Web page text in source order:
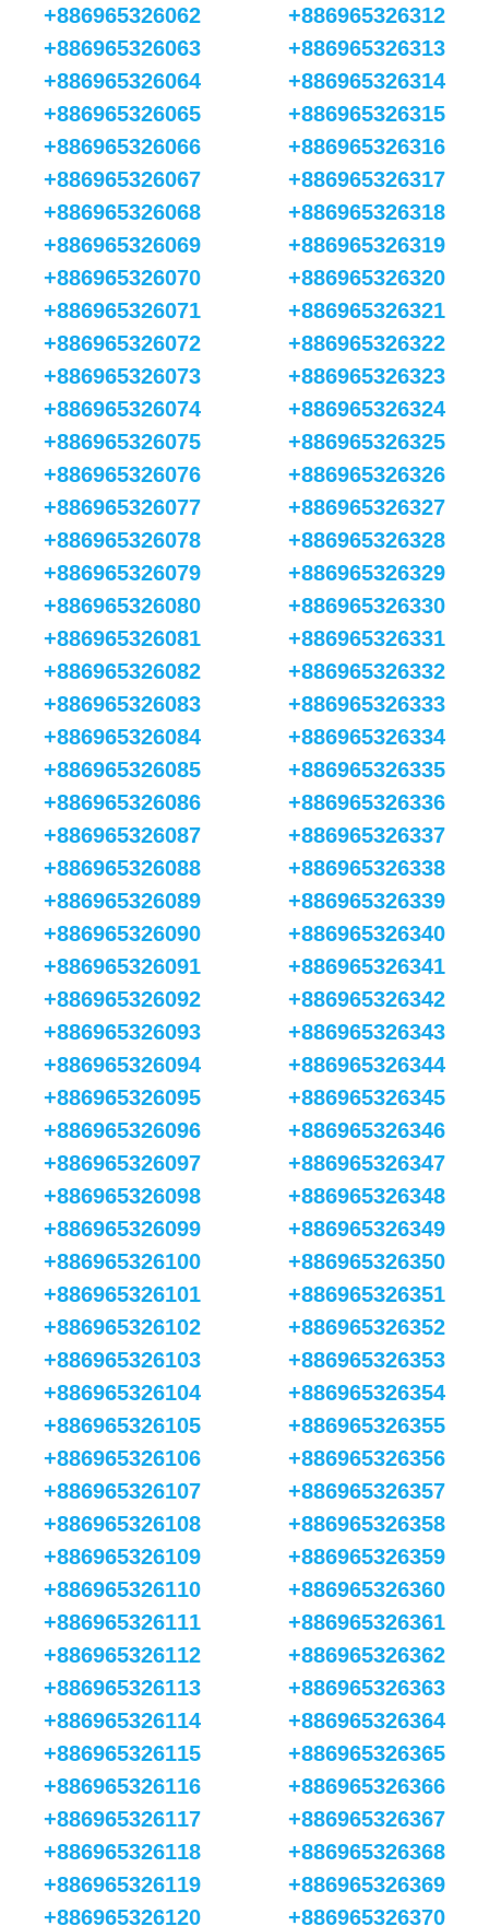
+886965326062
+886965326063
+886965326064
+886965326065
+886965326066
+886965326067
+886965326068
+886965326069
+886965326070
+886965326071
+886965326072
+886965326073
+886965326074
+886965326075
+886965326076
+886965326077
+886965326078
+886965326079
+886965326080
+886965326081
+886965326082
+886965326083
+886965326084
+886965326085
+886965326086
+886965326087
+886965326088
+886965326089
+886965326090
+886965326091
+886965326092
+886965326093
+886965326094
+886965326095
+886965326096
+886965326097
+886965326098
+886965326099
+886965326100
+886965326101
+886965326102
+886965326103
+886965326104
+886965326105
+886965326106
+886965326107
+886965326108
+886965326109
+886965326110
+886965326111
+886965326112
+886965326113
+886965326114
+886965326115
+886965326116
+886965326117
+886965326118
+886965326119
+886965326120
+886965326312
+886965326313
+886965326314
+886965326315
+886965326316
+886965326317
+886965326318
+886965326319
+886965326320
+886965326321
+886965326322
+886965326323
+886965326324
+886965326325
+886965326326
+886965326327
+886965326328
+886965326329
+886965326330
+886965326331
+886965326332
+886965326333
+886965326334
+886965326335
+886965326336
+886965326337
+886965326338
+886965326339
+886965326340
+886965326341
+886965326342
+886965326343
+886965326344
+886965326345
+886965326346
+886965326347
+886965326348
+886965326349
+886965326350
+886965326351
+886965326352
+886965326353
+886965326354
+886965326355
+886965326356
+886965326357
+886965326358
+886965326359
+886965326360
+886965326361
+886965326362
+886965326363
+886965326364
+886965326365
+886965326366
+886965326367
+886965326368
+886965326369
+886965326370